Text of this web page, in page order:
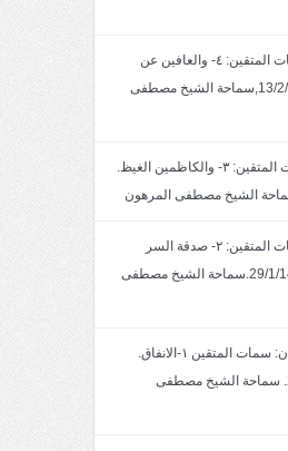
خطبة الجمعة: سمات المتقين: ٤- والعافين عن
الناس.بتاريخ13/2/1447,سماحة الشيخ مصطفى
خطبة الجمعةسمات المتقين: ٣- والكاظمين الغيظ.
خطبة الجمعة: سمات المتقين: ٢- صدقة السر
والعلن.. بتاريخ29/1/1446.سماحة الشيخ مصطفى
خطبة الجمعة بعنوان: سمات المتقين ١-الانفاق.
بتاريخ24/12/1446. سماحة الشيخ مصطفى